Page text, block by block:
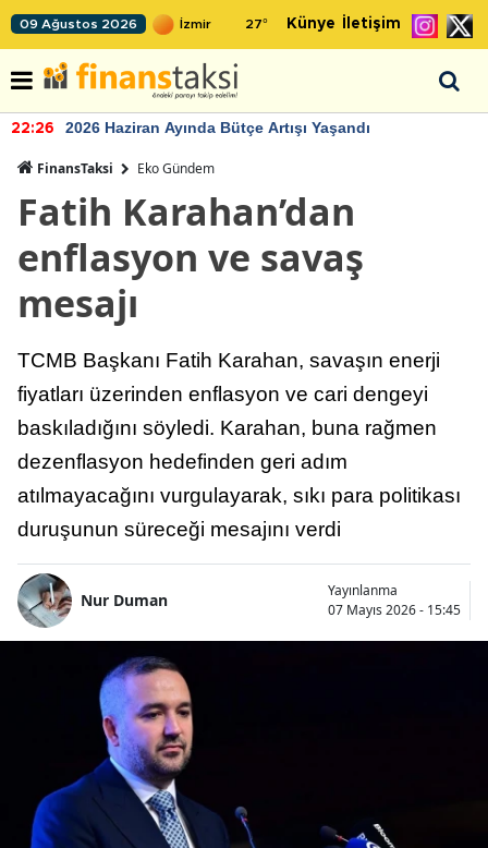
09 Ağustos 2026 27° Künye İletişim
22:26 2026 Haziran Ayında Bütçe Artışı Yaşandı
FinansTaksi Eko Gündem
Fatih Karahan’dan
enflasyon ve savaş
mesajı
TCMB Başkanı Fatih Karahan, savaşın enerji
fiyatları üzerinden enflasyon ve cari dengeyi
baskıladığını söyledi. Karahan, buna rağmen
dezenflasyon hedefinden geri adım
atılmayacağını vurgulayarak, sıkı para politikası
duruşunun süreceği mesajını verdi
Nur Duman
Yayınlanma
07 Mayıs 2026 - 15:45